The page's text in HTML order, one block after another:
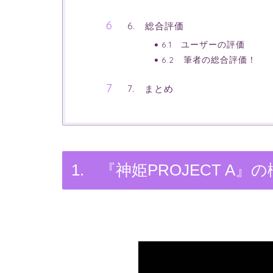
6. 総合評価
6.1 ユーザーの評価
6.2 筆者の総合評価！
7. まとめ
1. 『神姫PROJECT A』の